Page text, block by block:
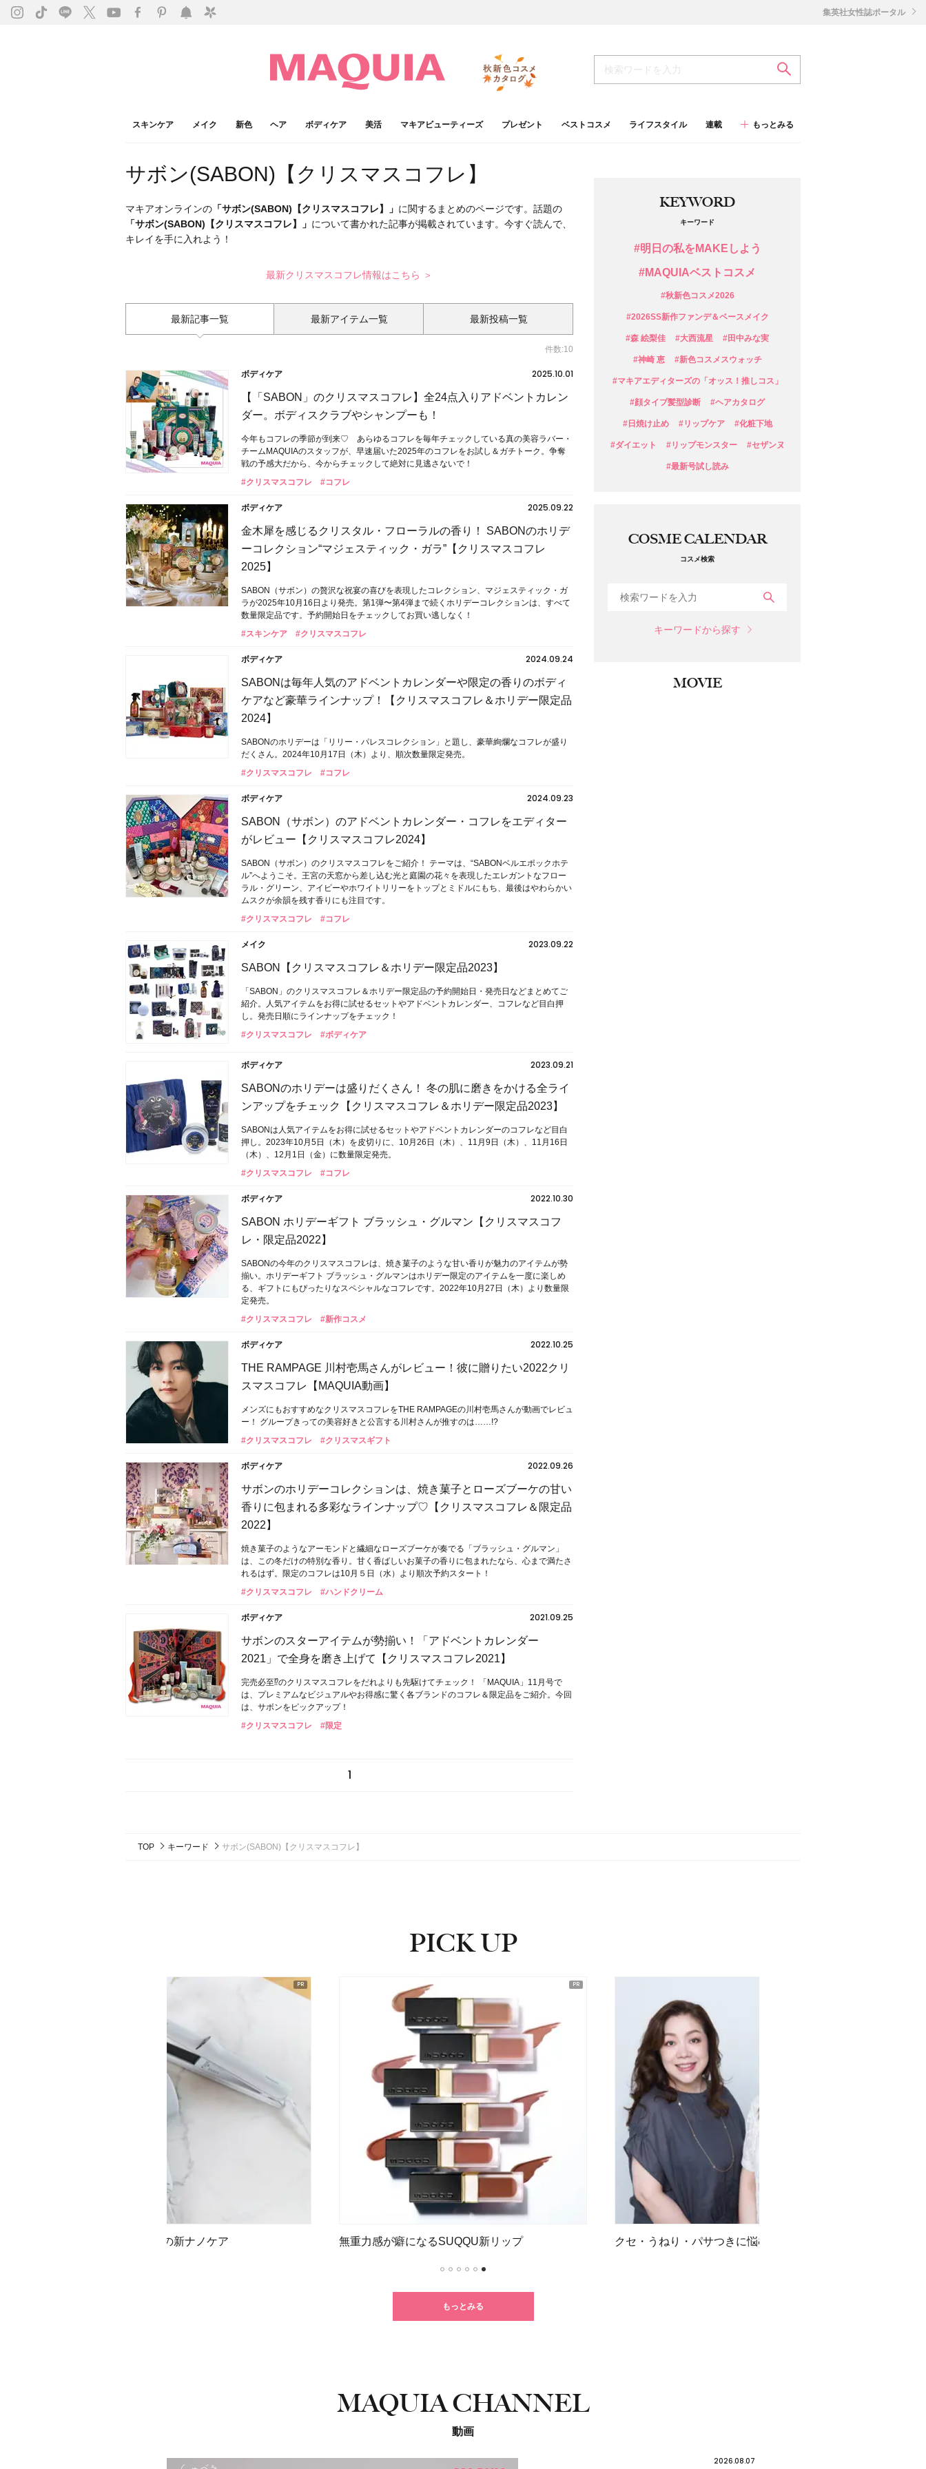
スキンケア メイク 新色 ヘア ボディケア 美活 マキアビューティーズ プレゼント ベストコスメ ライフスタイル 連載 もっとみる
集英社女性誌ポータル
サボン(SABON)【クリスマスコフレ】
マキアオンラインの 「サボン(SABON)【クリスマスコフレ】」 に関するまとめのページです。話題の
「サボン(SABON)【クリスマスコフレ】」 について書かれた記事が掲載されています。今すぐ読んで、
キレイを手に入れよう！
最新クリスマスコフレ情報はこちら ＞
最新記事一覧 最新アイテム一覧 最新投稿一覧
件数:10
ボディケア
2025.10.01
【「SABON」のクリスマスコフレ】全24点入りアドベントカレン
ダー。ボディスクラブやシャンプーも！
今年もコフレの季節が到来♡ あらゆるコフレを毎年チェックしている真の美容ラバー・
チームMAQUIAのスタッフが、早速届いた2025年のコフレをお試し＆ガチトーク。争奪
戦の予感大だから、今からチェックして絶対に見逃さないで！
#クリスマスコフレ
#コフレ
ボディケア
2025.09.22
金木犀を感じるクリスタル・フローラルの香り！ SABONのホリデ
ーコレクション“マジェスティック・ガラ”【クリスマスコフレ
2025】
SABON（サボン）の贅沢な祝宴の喜びを表現したコレクション、マジェスティック・ガ
ラが2025年10月16日より発売。第1弾〜第4弾まで続くホリデーコレクションは、すべて
数量限定品です。予約開始日をチェックしてお買い逃しなく！
#スキンケア
#クリスマスコフレ
ボディケア
2024.09.24
SABONは毎年人気のアドベントカレンダーや限定の香りのボディ
ケアなど豪華ラインナップ！【クリスマスコフレ＆ホリデー限定品
2024】
SABONのホリデーは「リリー・パレスコレクション」と題し、豪華絢爛なコフレが盛り
だくさん。2024年10月17日（木）より、順次数量限定発売。
#クリスマスコフレ
#コフレ
ボディケア
2024.09.23
SABON（サボン）のアドベントカレンダー・コフレをエディター
がレビュー【クリスマスコフレ2024】
SABON（サボン）のクリスマスコフレをご紹介！ テーマは、“SABONベルエポックホテ
ル”へようこそ。王宮の天窓から差し込む光と庭園の花々を表現したエレガントなフロー
ラル・グリーン、アイビーやホワイトリリーをトップとミドルにもち、最後はやわらかい
ムスクが余韻を残す香りにも注目です。
#クリスマスコフレ
#コフレ
メイク
2023.09.22
SABON【クリスマスコフレ＆ホリデー限定品2023】
「SABON」のクリスマスコフレ＆ホリデー限定品の予約開始日・発売日などまとめてご
紹介。人気アイテムをお得に試せるセットやアドベントカレンダー、コフレなど目白押
し。発売日順にラインナップをチェック！
#クリスマスコフレ
#ボディケア
ボディケア
2023.09.21
SABONのホリデーは盛りだくさん！ 冬の肌に磨きをかける全ライ
ンアップをチェック【クリスマスコフレ＆ホリデー限定品2023】
SABONは人気アイテムをお得に試せるセットやアドベントカレンダーのコフレなど目白
押し。2023年10月5日（木）を皮切りに、10月26日（木）、11月9日（木）、11月16日
（木）、12月1日（金）に数量限定発売。
#クリスマスコフレ
#コフレ
ボディケア
2022.10.30
SABON ホリデーギフト ブラッシュ・グルマン【クリスマスコフ
レ・限定品2022】
SABONの今年のクリスマスコフレは、焼き菓子のような甘い香りが魅力のアイテムが勢
揃い。ホリデーギフト ブラッシュ・グルマンはホリデー限定のアイテムを一度に楽しめ
る、ギフトにもぴったりなスペシャルなコフレです。2022年10月27日（木）より数量限
定発売。
#クリスマスコフレ
#新作コスメ
ボディケア
2022.10.25
THE RAMPAGE 川村壱馬さんがレビュー！彼に贈りたい2022クリ
スマスコフレ【MAQUIA動画】
メンズにもおすすめなクリスマスコフレをTHE RAMPAGEの川村壱馬さんが動画でレビュ
ー！ グループきっての美容好きと公言する川村さんが推すのは……!?
#クリスマスコフレ
#クリスマスギフト
ボディケア
2022.09.26
サボンのホリデーコレクションは、焼き菓子とローズブーケの甘い
香りに包まれる多彩なラインナップ♡【クリスマスコフレ＆限定品
2022】
焼き菓子のようなアーモンドと繊細なローズブーケが奏でる「ブラッシュ・グルマン」
は、この冬だけの特別な香り。甘く香ばしいお菓子の香りに包まれたなら、心まで満たさ
れるはず。限定のコフレは10月５日（水）より順次予約スタート！
#クリスマスコフレ
#ハンドクリーム
ボディケア
2021.09.25
サボンのスターアイテムが勢揃い！「アドベントカレンダー
2021」で全身を磨き上げて【クリスマスコフレ2021】
完売必至⁉のクリスマスコフレをだれよりも先駆けてチェック！ 「MAQUIA」11月号で
は、プレミアムなビジュアルやお得感に驚く各ブランドのコフレ＆限定品をご紹介。今回
は、サボンをピックアップ！
#クリスマスコフレ
#限定
1
KEYWORD
キーワード
#明日の私をMAKEしよう
#MAQUIAベストコスメ
#秋新色コスメ2026
#2026SS新作ファンデ＆ベースメイク
#森 絵梨佳 #大西流星 #田中みな実
#神崎 恵 #新色コスメスウォッチ
#マキアエディターズの「オッス！推しコス」
#顔タイプ髪型診断 #ヘアカタログ
#日焼け止め #リップケア #化粧下地
#ダイエット #リップモンスター #セザンヌ
#最新号試し読み
COSME CALENDAR
コスメ検索
キーワードから探す
MOVIE
TOP キーワード サボン(SABON)【クリスマスコフレ】
PICK UP
高浸透ナノイー搭載の新ナノケア 無重力感が癖になるSUQQU新リップ クセ・うねり・パサつきに悩む人必見！
もっとみる
MAQUIA CHANNEL
動画
2026.08.07